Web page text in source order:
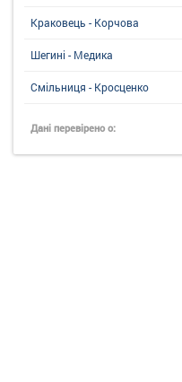
Краковець - Корчова
Шегині - Медика
Смільниця - Кросценко
Дані перевірено о: